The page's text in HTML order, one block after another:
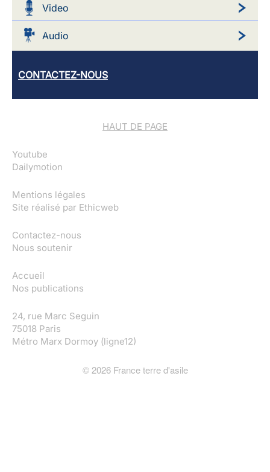
Video
Audio
CONTACTEZ-NOUS
HAUT DE PAGE
Youtube
Dailymotion
Mentions légales
Site réalisé par Ethicweb
Contactez-nous
Nous soutenir
Accueil
Nos publications
24, rue Marc Seguin
75018 Paris
Métro Marx Dormoy (ligne12)
©2026France terre d'asile